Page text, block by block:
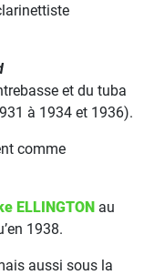
et du tuba
à 1934 et 1936).
comme
ELLINGTON au
1938.
aussi sous la